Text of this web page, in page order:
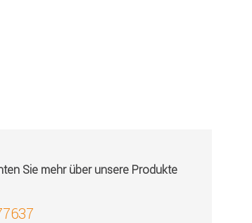
Sie mehr über unsere Produkte